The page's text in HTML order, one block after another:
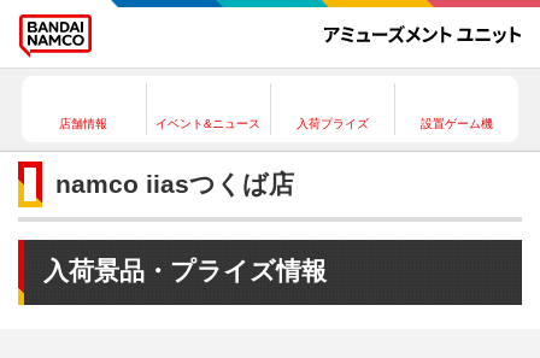
店舗情報 イベント&ニュース 入荷プライズ 設置ゲーム機
namco iiasつくば店
入荷景品・プライズ情報